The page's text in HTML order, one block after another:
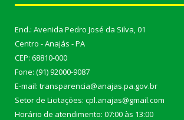
End.: Avenida Pedro José da Silva, 01
Centro - Anajás - PA
CEP: 68810-000
Fone: (91) 92000-9087
E-mail: transparencia@anajas.pa.gov.br
Setor de Licitações: cpl.anajas@gmail.com
Horário de atendimento: 07:00 às 13:00